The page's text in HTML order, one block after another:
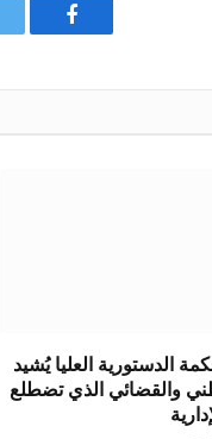
فيسبوك
الدستورية العليا يُشيد
والقضائي الذي تضطلع